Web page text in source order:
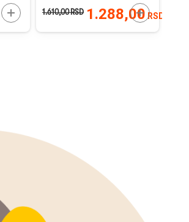
DODAJTE U KORPU1.288,00 RSD
1.610,00RSD DODAJTE U